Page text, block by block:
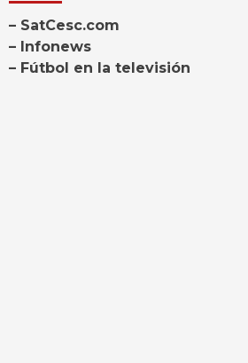
– SatCesc.com
– Infonews
– Fútbol en la televisión